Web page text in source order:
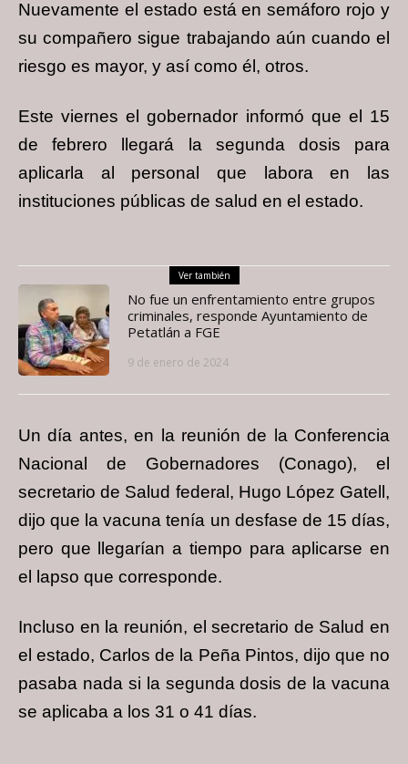
Nuevamente el estado está en semáforo rojo y
su compañero sigue trabajando aún cuando el
riesgo es mayor, y así como él, otros.
Este viernes el gobernador informó que el 15
de febrero llegará la segunda dosis para
aplicarla al personal que labora en las
instituciones públicas de salud en el estado.
Ver también
No fue un enfrentamiento entre grupos
criminales, responde Ayuntamiento de
Petatlán a FGE
9 de enero de 2024
Un día antes, en la reunión de la Conferencia
Nacional de Gobernadores (Conago), el
secretario de Salud federal, Hugo López Gatell,
dijo que la vacuna tenía un desfase de 15 días,
pero que llegarían a tiempo para aplicarse en
el lapso que corresponde.
Incluso en la reunión, el secretario de Salud en
el estado, Carlos de la Peña Pintos, dijo que no
pasaba nada si la segunda dosis de la vacuna
se aplicaba a los 31 o 41 días.